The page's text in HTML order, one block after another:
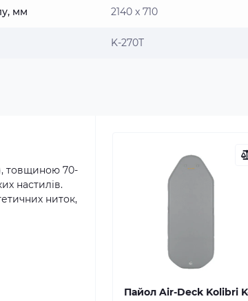
мм 2140 x 710
K-270T
товщиною 70-
настилів.
ниток,
Пайол Air-Deck Kolibri